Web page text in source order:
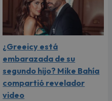
¿Greeicy está
embarazada de su
segundo hijo? Mike Bahía
compartió revelador
video